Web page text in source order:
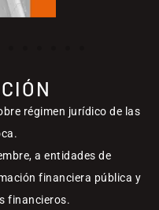
régimen jurídico de las
a entidades de
financiera pública y
financieros.